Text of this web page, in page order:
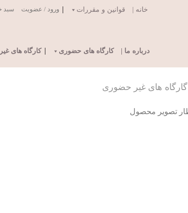
خانه | قوانین و مقررات ورود / عضویت سبد
درباره ما | کارگاه های حضوری کارگاه های
گارگاه های غیر حضوری